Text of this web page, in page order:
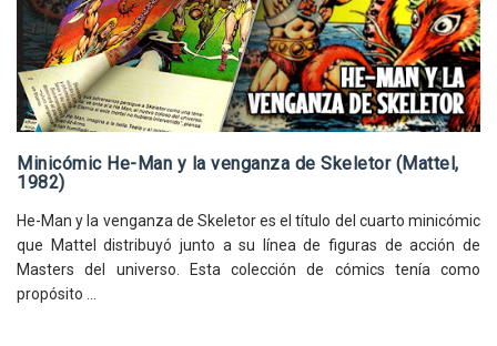
Minicómic He-Man y la venganza de Skeletor (Mattel,
1982)
He-Man y la venganza de Skeletor es el título del cuarto minicómic
que Mattel distribuyó junto a su línea de figuras de acción de
Masters del universo. Esta colección de cómics tenía como
propósito ...